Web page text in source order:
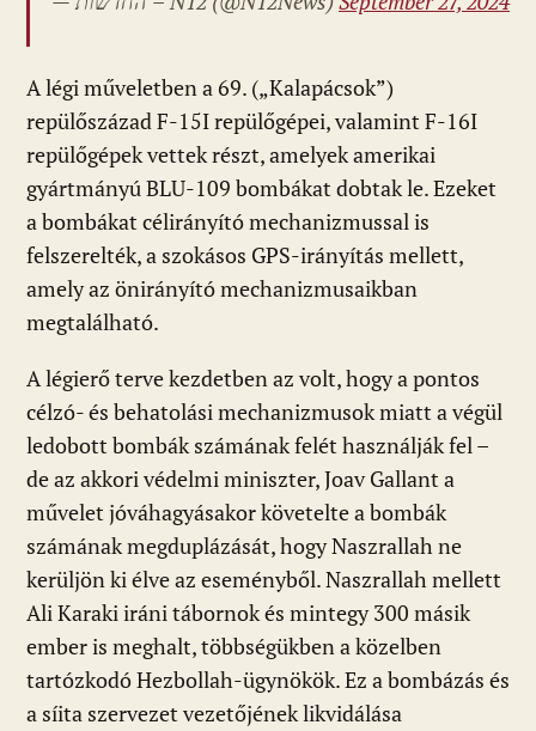
A légi műveletben a 69. („Kalapácsok”)
repülőszázad F-15I repülőgépei, valamint F-16I
repülőgépek vettek részt, amelyek amerikai
gyártmányú BLU-109 bombákat dobtak le. Ezeket
a bombákat célirányító mechanizmussal is
felszerelték, a szokásos GPS-irányítás mellett,
amely az önirányító mechanizmusaikban
megtalálható.
A légierő terve kezdetben az volt, hogy a pontos
célzó- és behatolási mechanizmusok miatt a végül
ledobott bombák számának felét használják fel –
de az akkori védelmi miniszter, Joav Gallant a
művelet jóváhagyásakor követelte a bombák
számának megduplázását, hogy Naszrallah ne
kerüljön ki élve az eseményből. Naszrallah mellett
Ali Karaki iráni tábornok és mintegy 300 másik
ember is meghalt, többségükben a közelben
tartózkodó Hezbollah-ügynökök. Ez a bombázás és
a síita szervezet vezetőjének likvidálása